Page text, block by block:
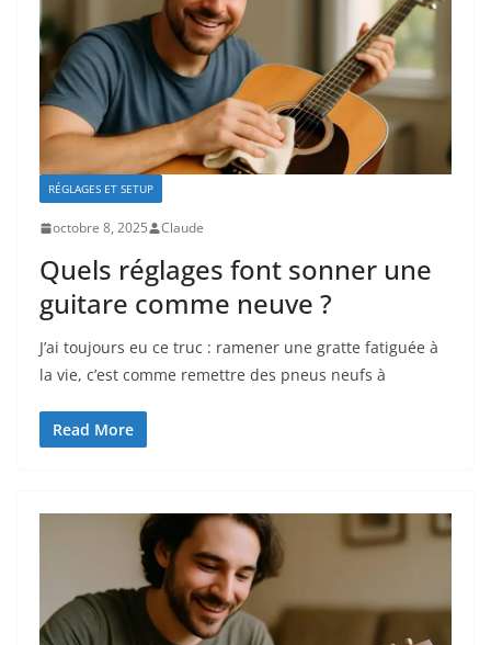
RÉGLAGES ET SETUP
octobre 8, 2025 Claude
Quels réglages font sonner une
guitare comme neuve ?
J’ai toujours eu ce truc : ramener une gratte fatiguée à
la vie, c’est comme remettre des pneus neufs à
Read More